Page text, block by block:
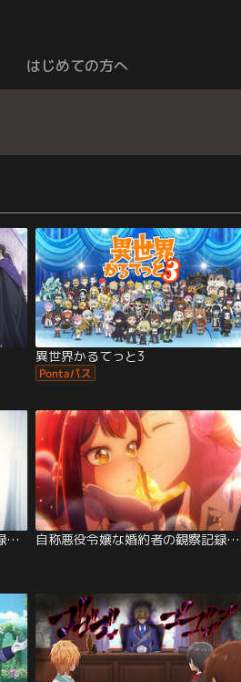
はじめての方へ
異世界かるてっと3
自称悪役令嬢な婚約者の観察記録。 第11話 自称悪役令嬢な婚約者の観察記録。 第10話